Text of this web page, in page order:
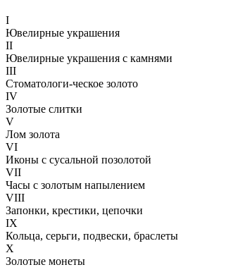
I
Ювелирные украшения
II
Ювелирные украшения с камнями
III
Стоматологи-ческое золото
IV
Золотые слитки
V
Лом золота
VI
Иконы с сусальной позолотой
VII
Часы с золотым напылением
VIII
Запонки, крестики, цепочки
IX
Кольца, серьги, подвески, браслеты
X
Золотые монеты